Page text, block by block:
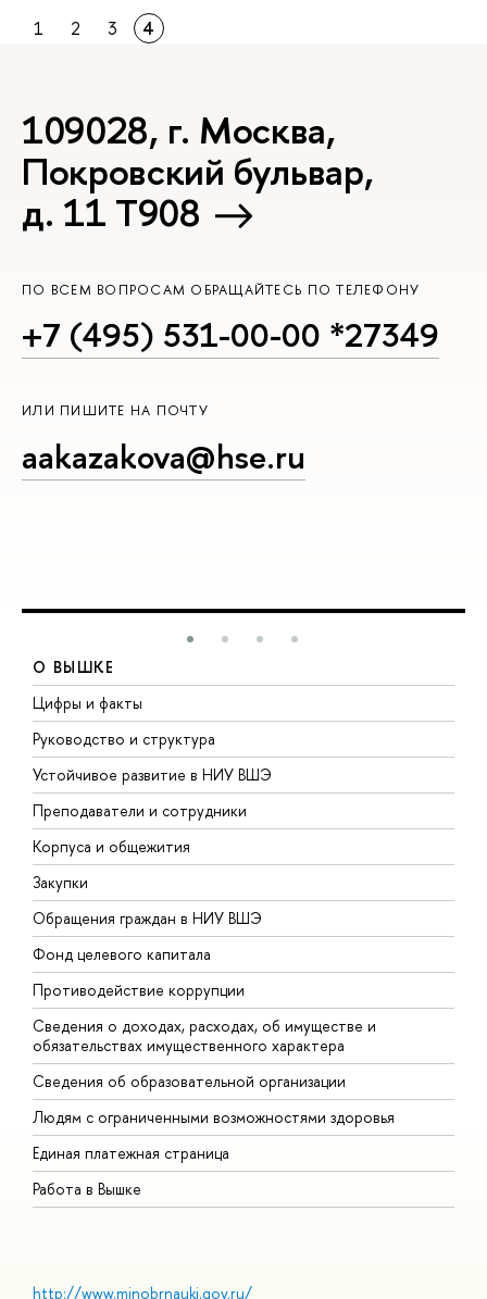
1 2 3 4
109028, г. Москва,
Покровский бульвар,
д. 11 T908
ПО ВСЕМ ВОПРОСАМ ОБРАЩАЙТЕСЬ ПО ТЕЛЕФОНУ
+7 (495) 531-00-00 *27349
ИЛИ ПИШИТЕ НА ПОЧТУ
aakazakova@hse.ru
О ВЫШКЕ
Цифры и факты
Руководство и структура
Устойчивое развитие в НИУ ВШЭ
Преподаватели и сотрудники
Корпуса и общежития
Закупки
Обращения граждан в НИУ ВШЭ
Фонд целевого капитала
Противодействие коррупции
Сведения о доходах, расходах, об имуществе и
обязательствах имущественного характера
Сведения об образовательной организации
Людям с ограниченными возможностями здоровья
Единая платежная страница
Работа в Вышке
http://www.minobrnauki.gov.ru/